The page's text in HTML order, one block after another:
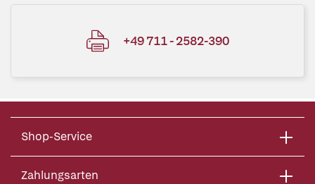
+49 711 - 2582-390
Shop-Service
Zahlungsarten